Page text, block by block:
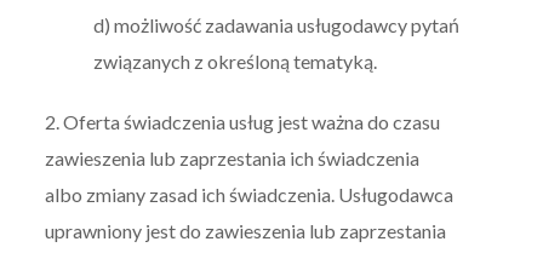
d) możliwość zadawania usługodawcy pytań
związanych z określoną tematyką.
2. Oferta świadczenia usług jest ważna do czasu
zawieszenia lub zaprzestania ich świadczenia
albo zmiany zasad ich świadczenia. Usługodawca
uprawniony jest do zawieszenia lub zaprzestania